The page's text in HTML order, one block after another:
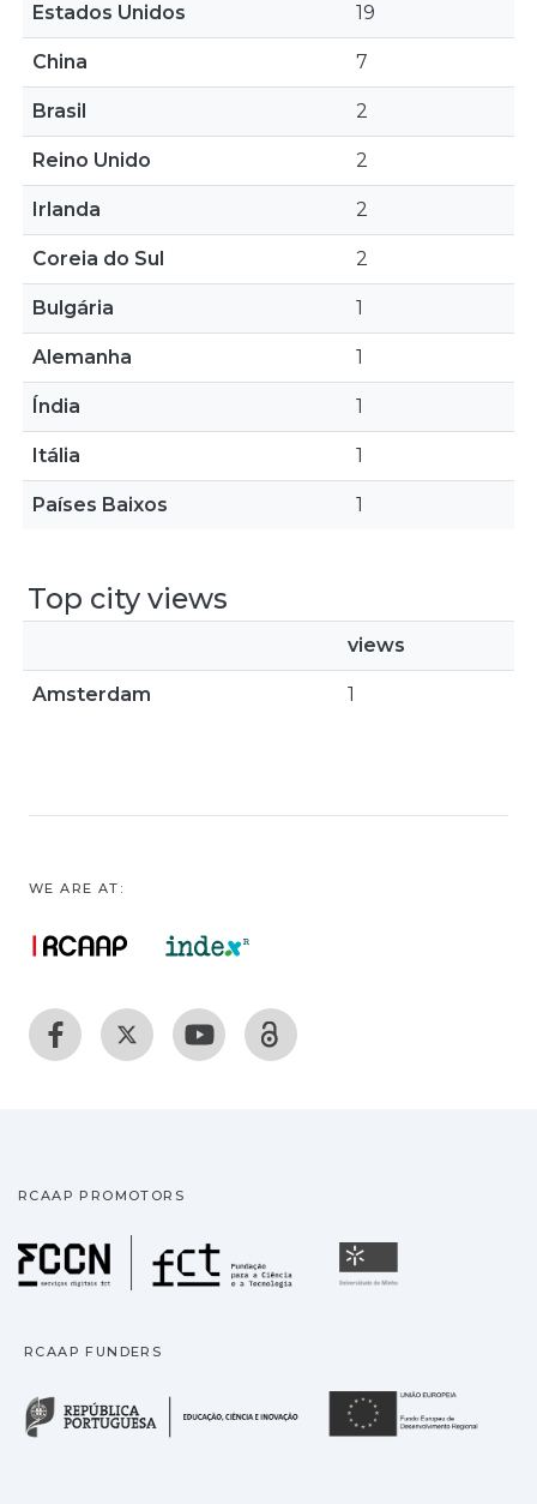
Estados Unidos 19
China 7
Brasil 2
Reino Unido 2
Irlanda 2
Coreia do Sul 2
Bulgária 1
Alemanha 1
Índia 1
Itália 1
Países Baixos 1
Top city views
views
Amsterdam 1
WE ARE AT:
RCAAP PROMOTORS
Fundação para a
RCAAP FUNDERS
República Portuguesa